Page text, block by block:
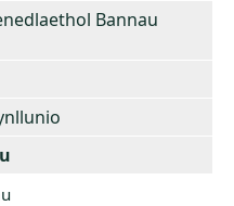
Bannau